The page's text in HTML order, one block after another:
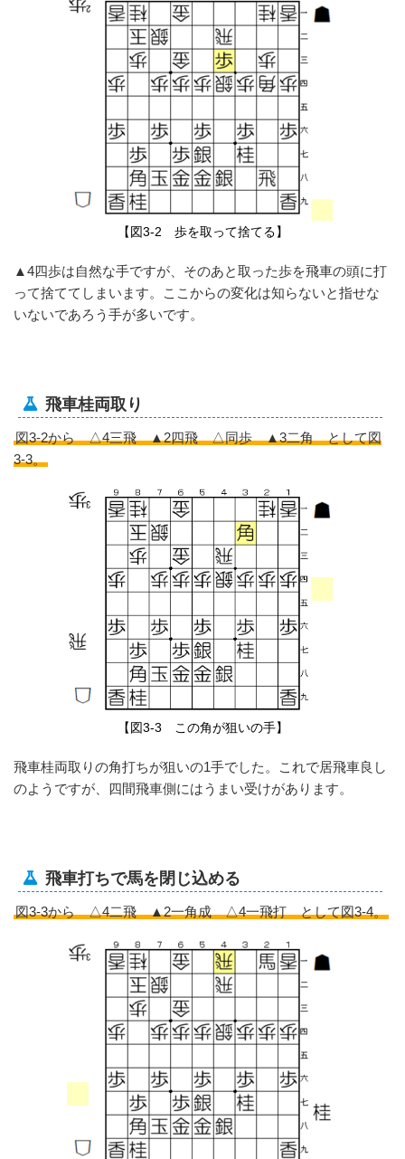
【図3-2 歩を取って捨てる】
▲4四歩は自然な手ですが、そのあと取った歩を飛車の頭に打
って捨ててしまいます。ここからの変化は知らないと指せな
いないであろう手が多いです。
飛車桂両取り
図3-2から △4三飛 ▲2四飛 △同歩 ▲3二角 として図
3-3。
【図3-3 この角が狙いの手】
飛車桂両取りの角打ちが狙いの1手でした。これで居飛車良し
のようですが、四間飛車側にはうまい受けがあります。
飛車打ちで馬を閉じ込める
図3-3から △4二飛 ▲2一角成 △4一飛打 として図3-4。